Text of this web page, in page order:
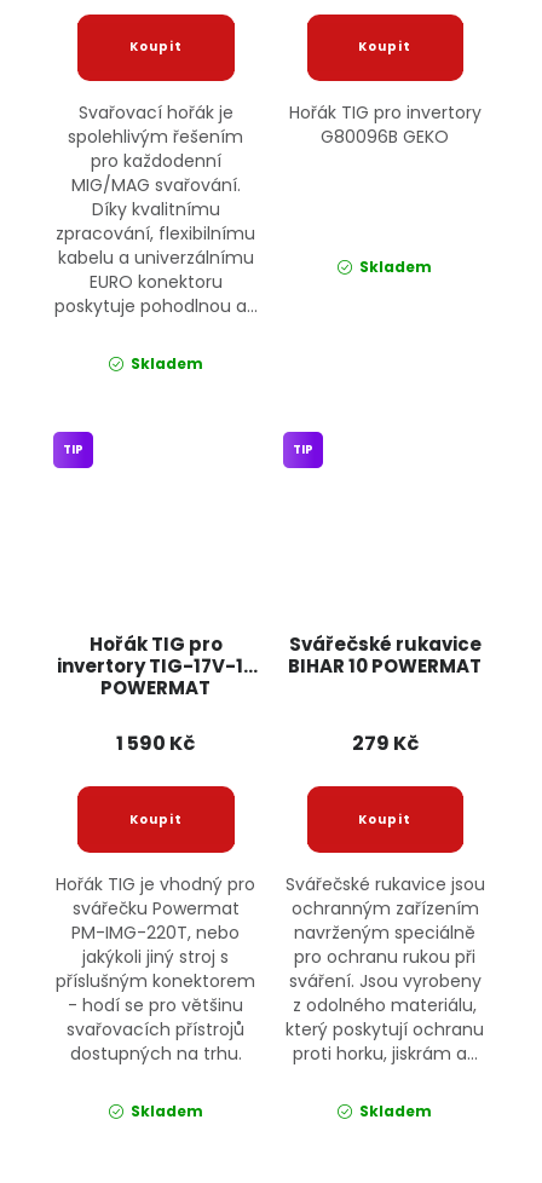
Svařovací hořák je
spolehlivým řešením
pro každodenní
MIG/MAG svařování.
Díky kvalitnímu
zpracování, flexibilnímu
kabelu a univerzálnímu
EURO konektoru
poskytuje pohodlnou a...
Skladem
Hořák TIG pro invertory
G80096B GEKO
Skladem
Hořák TIG pro
invertory TIG-17V-16
POWERMAT
TIP
1 590 Kč
Hořák TIG je vhodný pro
svářečku Powermat
PM-IMG-220T, nebo
jakýkoli jiný stroj s
příslušným konektorem
- hodí se pro většinu
svařovacích přístrojů
dostupných na trhu.
Skladem
Svářečské rukavice
BIHAR 10 POWERMAT
TIP
279 Kč
Svářečské rukavice jsou
ochranným zařízením
navrženým speciálně
pro ochranu rukou při
sváření. Jsou vyrobeny
z odolného materiálu,
který poskytují ochranu
proti horku, jiskrám a...
Skladem